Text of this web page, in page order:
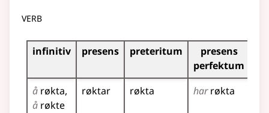
verb
Bøyningstabell for dette verbet
infinitiv presens preteritum
presens
perfektum
å røkta
å røkte
røktar røkta harrøkta